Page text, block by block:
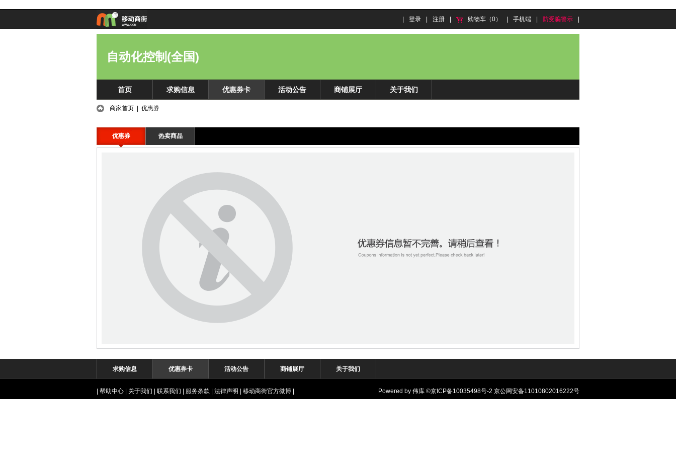
登录 注册 购物车（0） 手机端 防受骗警示
自动化控制(全国)
首页 求购信息 优惠券卡 活动公告 商铺展厅 关于我们
商家首页 | 优惠券
优惠券 热卖商品
求购信息 优惠券卡 活动公告 商铺展厅 关于我们
帮助中心 关于我们 联系我们 服务条款 法律声明 移动商街官方微博 Powered by 伟库 ©京ICP备10035498号-2 京公网安备11010802016222号